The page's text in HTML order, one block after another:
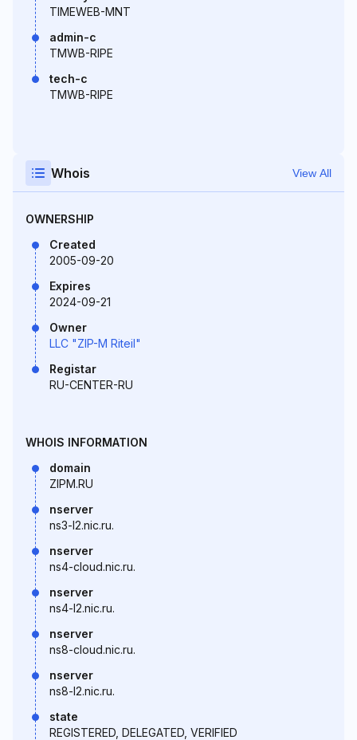
TIMEWEB-MNT
admin-c
TMWB-RIPE
tech-c
TMWB-RIPE
Whois View All
OWNERSHIP
Created
2005-09-20
Expires
2024-09-21
Owner
LLC "ZIP-M Riteil"
Registar
RU-CENTER-RU
WHOIS INFORMATION
domain
ZIPM.RU
nserver
ns3-l2.nic.ru.
nserver
ns4-cloud.nic.ru.
nserver
ns4-l2.nic.ru.
nserver
ns8-cloud.nic.ru.
nserver
ns8-l2.nic.ru.
state
REGISTERED, DELEGATED, VERIFIED